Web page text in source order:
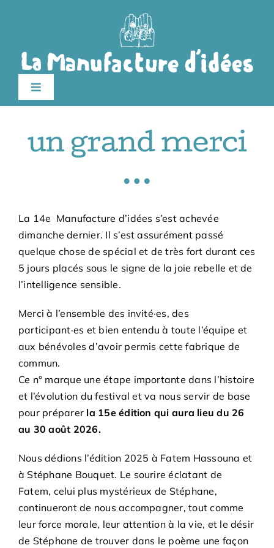
Toggle
Navigation
Le festival
Infos pratiques
Adhésions
Contact
un grand merci
…
La 14e Manufacture d’idées s’est achevée
dimanche dernier. Il s’est assurément passé
quelque chose de spécial et de très fort durant ces
5 jours placés sous le signe de la joie rebelle et de
l’intelligence sensible.
Merci à l’ensemble des invité·es, des
participant·es et bien entendu à toute l’équipe et
aux bénévoles d’avoir permis cette fabrique de
commun.
Ce n° marque une étape importante dans l’histoire
et l’évolution du festival et va nous servir de base
pour préparer la 15e édition qui aura lieu du 26
au 30 août 2026.
Nous dédions l’édition 2025 à Fatem Hassouna et
à Stéphane Bouquet. Le sourire éclatant de
Fatem, celui plus mystérieux de Stéphane,
continueront de nous accompagner, tout comme
leur force morale, leur attention à la vie, et le désir
de Stéphane de trouver dans le poème une façon